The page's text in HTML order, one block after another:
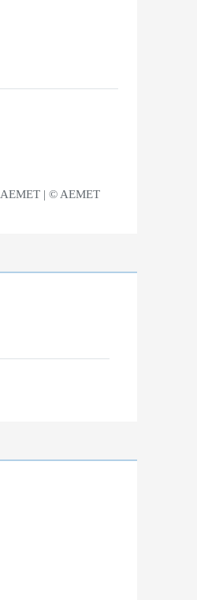
AEMET | © AEMET